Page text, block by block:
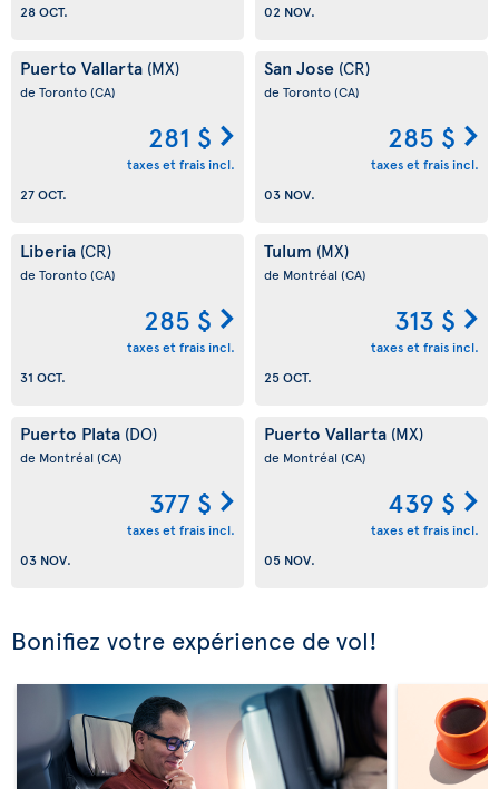
28 OCT.
02 NOV.
Puerto Vallarta (MX)
de Toronto(CA)
281 $
taxes et frais incl.
27 OCT.
San Jose (CR)
de Toronto(CA)
285 $
taxes et frais incl.
03 NOV.
Liberia (CR)
de Toronto(CA)
285 $
taxes et frais incl.
31 OCT.
Tulum (MX)
de Montréal (CA)
313 $
taxes et frais incl.
25 OCT.
Puerto Plata (DO)
de Montréal (CA)
377 $
taxes et frais incl.
03 NOV.
Puerto Vallarta (MX)
de Montréal (CA)
439 $
taxes et frais incl.
05 NOV.
Bonifiez votre expérience de vol!